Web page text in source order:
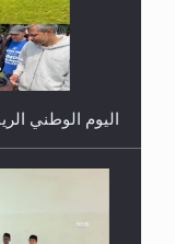
إتمام حفظ
في غانا